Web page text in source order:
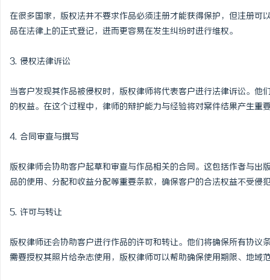
在很多国家，版权法并不要求作品必须注册才能获得保护，但注册
品在法律上的正式登记，进而更容易在发生纠纷时进行维权。
3. 侵权法律诉讼
当客户发现其作品被侵权时，版权律师将代表客户进行法律诉讼。
的权益。在这个过程中，律师的辩护能力与经验将对案件结果产生重
4. 合同审查与撰写
版权律师会协助客户起草和审查与作品相关的合同。这包括作者与
品的使用、分配和收益分配等重要条款，确保客户的合法权益不受侵
5. 许可与转让
版权律师还会协助客户进行作品的许可和转让。他们将确保所有协
需要授权其照片给杂志使用，版权律师可以帮助确保使用期限、地域
武汉配眼镜 上海配眼镜